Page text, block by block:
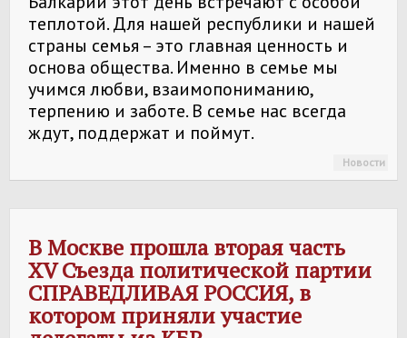
теплотой. Для нашей республики и нашей
страны семья – это главная ценность и
основа общества. Именно в семье мы
учимся любви, взаимопониманию,
терпению и заботе. В семье нас всегда
ждут, поддержат и поймут.
Новости
В Москве прошла вторая часть
XV Съезда политической партии
СПРАВЕДЛИВАЯ РОССИЯ, в
котором приняли участие